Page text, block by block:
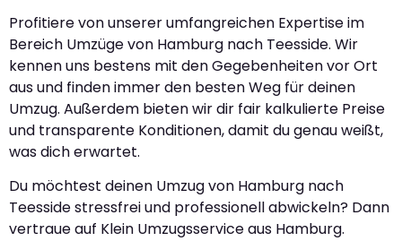
Profitiere von unserer umfangreichen Expertise im
Bereich Umzüge von Hamburg nach Teesside. Wir
kennen uns bestens mit den Gegebenheiten vor Ort
aus und finden immer den besten Weg für deinen
Umzug. Außerdem bieten wir dir fair kalkulierte Preise
und transparente Konditionen, damit du genau weißt,
was dich erwartet.
Du möchtest deinen Umzug von Hamburg nach
Teesside stressfrei und professionell abwickeln? Dann
vertraue auf Klein Umzugsservice aus Hamburg.